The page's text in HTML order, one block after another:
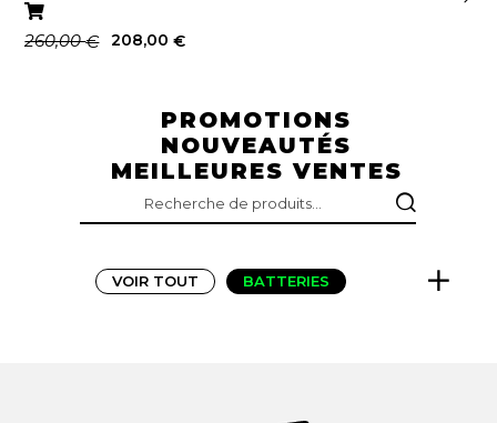
260,00€ Le
260,00 €.
208,00€Le
208,00 €.
PROMOTIONS
NOUVEAUTÉS
MEILLEURES VENTES
RECHERCHE
POUR :
VOIR TOUT BATTERIES